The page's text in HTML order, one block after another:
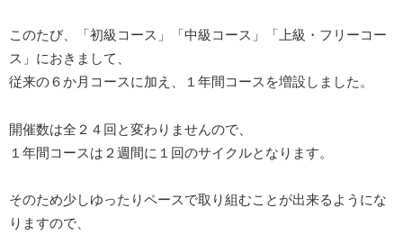
このたび、「初級コース」「中級コース」「上級・フリーコー
ス」におきまして、
従来の６か月コースに加え、１年間コースを増設しました。
開催数は全２４回と変わりませんので、
１年間コースは２週間に１回のサイクルとなります。
そのため少しゆったりペースで取り組むことが出来るようにな
りますので、